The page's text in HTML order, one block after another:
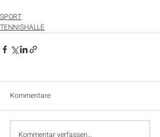
SPORT
TENNISHALLE
Kommentare
Kommentar verfassen...